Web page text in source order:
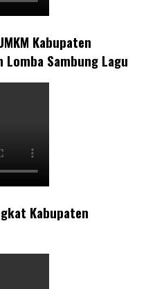
Kabupaten
Lomba Sambung Lagu
Kabupaten